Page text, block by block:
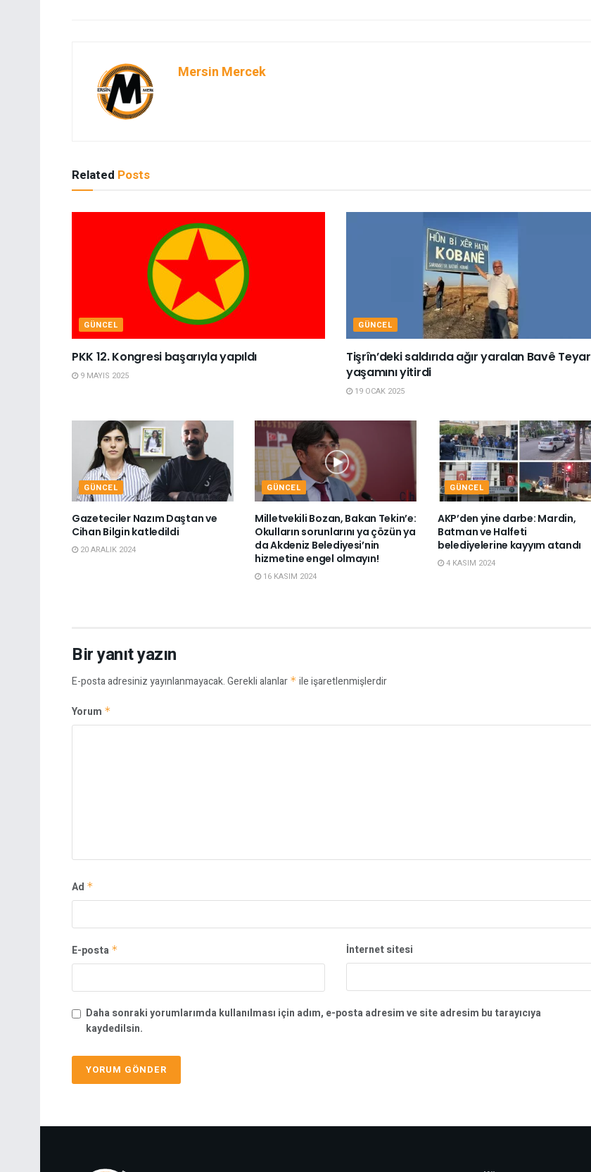
Mersin Mercek
Related Posts
GÜNCEL
PKK 12. Kongresi başarıyla yapıldı
9 MAYIS 2025
GÜNCEL
Tişrîn’deki saldırıda ağır yaralan Bavê Teyar
yaşamını yitirdi
19 OCAK 2025
GÜNCEL
Gazeteciler Nazım Daştan ve
Cihan Bilgin katledildi
20 ARALIK 2024
GÜNCEL
Milletvekili Bozan, Bakan Tekin’e:
Okulların sorunlarını ya çözün ya
da Akdeniz Belediyesi’nin
hizmetine engel olmayın!
16 KASIM 2024
GÜNCEL
AKP’den yine darbe: Mardin,
Batman ve Halfeti
belediyelerine kayyım atandı
4 KASIM 2024
Bir yanıt yazın
E-posta adresiniz yayınlanmayacak.Gerekli alanlar * ile işaretlenmişlerdir
Yorum *
Ad *
E-posta * İnternet sitesi
Daha sonraki yorumlarımda kullanılması için adım, e-posta adresim ve site adresim bu tarayıcıya
kaydedilsin.